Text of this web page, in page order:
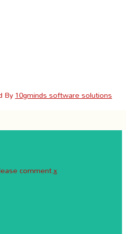
By10gminds software solutions
comment.x